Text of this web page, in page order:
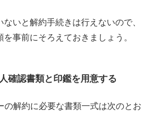
いと解約手続きは行えないので、
事前にそろえておきましょう。
確認書類と印鑑を用意する
の解約に必要な書類一式は次のとお